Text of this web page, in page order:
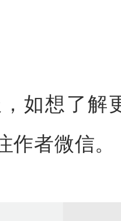
如想了解
者微信。